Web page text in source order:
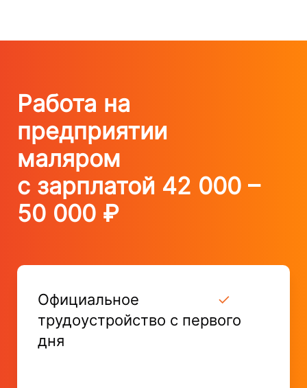
Работа на
предприятии
маляром
с зарплатой 42 000 –
50 000 ₽
Официальное ✓
трудоустройство с первого
дня